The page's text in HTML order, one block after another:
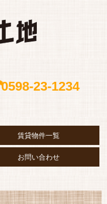
0598-23-1234
賃貸物件一覧
お問い合わせ